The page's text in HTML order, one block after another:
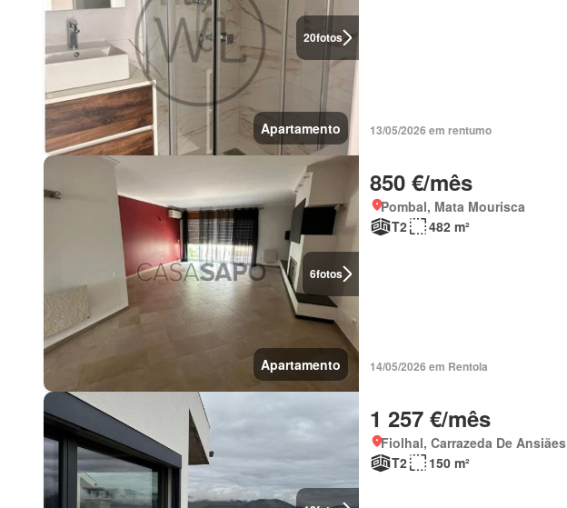
20fotos
Apartamento 13/05/2026 em rentumo
6fotos
Apartamento
850 €/mês
Pombal, Mata Mourisca
T2
482 m²
14/05/2026 em Rentola
1 257 €/mês
Fiolhal, Carrazeda De Ansiães
T2
150 m²